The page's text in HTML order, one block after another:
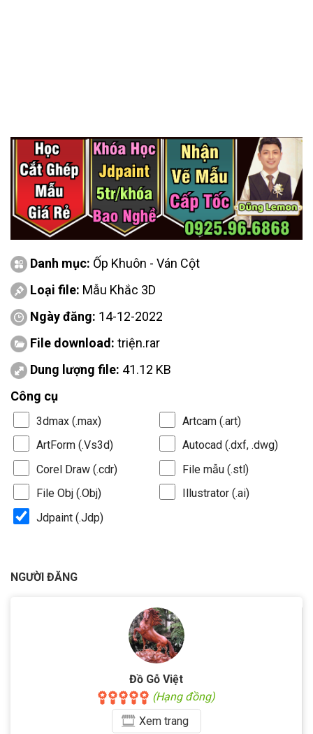
Danh mục: Ốp Khuôn - Ván Cột
Loại file: Mẫu Khắc 3D
Ngày đăng: 14-12-2022
File download: triện.rar
Dung lượng file: 41.12 KB
Công cụ
3dmax (.max)
Artcam (.art)
ArtForm (.Vs3d)
Autocad (.dxf, .dwg)
Corel Draw (.cdr)
File mẫu (.stl)
File Obj (.Obj)
Illustrator (.ai)
Jdpaint (.Jdp)
NGƯỜI ĐĂNG
Đồ Gỗ Việt
(Hạng đồng)
Xemtrang